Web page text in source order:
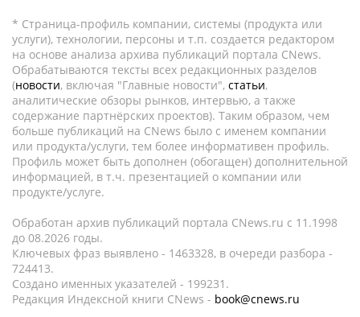
* Страница-профиль компании, системы (продукта или
услуги), технологии, персоны и т.п. создается редактором
на основе анализа архива публикаций портала CNews.
Обрабатываются тексты всех редакционных разделов
(новости, включая "Главные новости", статьи,
аналитические обзоры рынков, интервью, а также
содержание партнёрских проектов). Таким образом, чем
больше публикаций на CNews было с именем компании
или продукта/услуги, тем более информативен профиль.
Профиль может быть дополнен (обогащен) дополнительной
информацией, в т.ч. презентацией о компании или
продукте/услуге.
Обработан архив публикаций портала CNews.ru c 11.1998
до 08.2026 годы.
Ключевых фраз выявлено - 1463328, в очереди разбора -
724413.
Создано именных указателей - 199231.
Редакция Индексной книги CNews - book@cnews.ru